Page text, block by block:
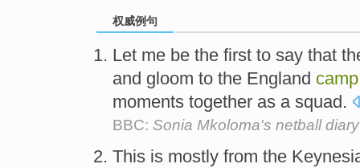
权威例句
Let me be the first to say that
and gloom to the England camp
moments together as a squad.
BBC: Sonia Mkoloma's netball diary
This is mostly from the